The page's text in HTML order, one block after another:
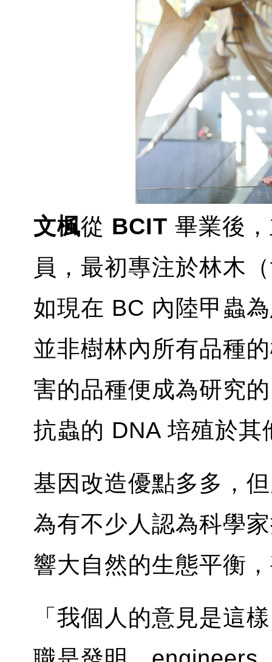
文楓從 BCIT 畢業後
員，最初專注於林木
如現在 BC 內陸甲蟲
並非樹林內所有品種
害的品種便成為研究
抗蟲的 DNA 培殖於其
基因改造優點多多，
為有不少人認為科學
響大自然的生態平衡
「我個人的意見是這